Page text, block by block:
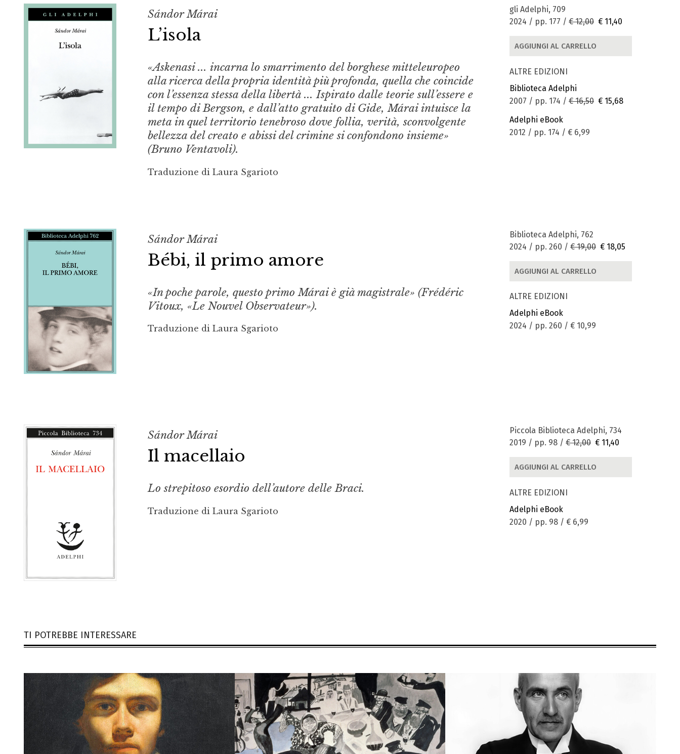
Sándor Márai
L’isola
«Askenasi ... incarna lo smarrimento del borghese mitteleuropeo
alla ricerca della propria identità più profonda, quella che coincide
con l’essenza stessa della libertà ... Ispirato dalle teorie sull’essere e
il tempo di Bergson, e dall’atto gratuito di Gide, Márai intuisce la
meta in quel territorio tenebroso dove follia, verità, sconvolgente
bellezza del creato e abissi del crimine si confondono insieme»
(Bruno Ventavoli).
Traduzione di Laura Sgarioto
gli Adelphi, 709
2024 / pp. 177 / € 12,00 € 11,40
AGGIUNGI AL CARRELLO
ALTRE EDIZIONI
Biblioteca Adelphi
2007 / pp. 174 / € 16,50 € 15,68
Adelphi eBook
2012 / pp. 174 / € 6,99
Sándor Márai
Bébi, il primo amore
«In poche parole, questo primo Márai è già magistrale» (Frédéric
Vitoux, «Le Nouvel Observateur»).
Traduzione di Laura Sgarioto
Biblioteca Adelphi, 762
2024 / pp. 260 / € 19,00 € 18,05
AGGIUNGI AL CARRELLO
ALTRE EDIZIONI
Adelphi eBook
2024 / pp. 260 / € 10,99
Sándor Márai
Il macellaio
Lo strepitoso esordio dell’autore delle Braci.
Traduzione di Laura Sgarioto
Piccola Biblioteca Adelphi, 734
2019 / pp. 98 / € 12,00 € 11,40
AGGIUNGI AL CARRELLO
ALTRE EDIZIONI
Adelphi eBook
2020 / pp. 98 / € 6,99
TI POTREBBE INTERESSARE